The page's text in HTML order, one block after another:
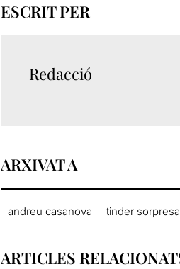
ESCRIT PER
Redacció
ARXIVAT A
andreu casanova tinder sorpresa
ARTICLES